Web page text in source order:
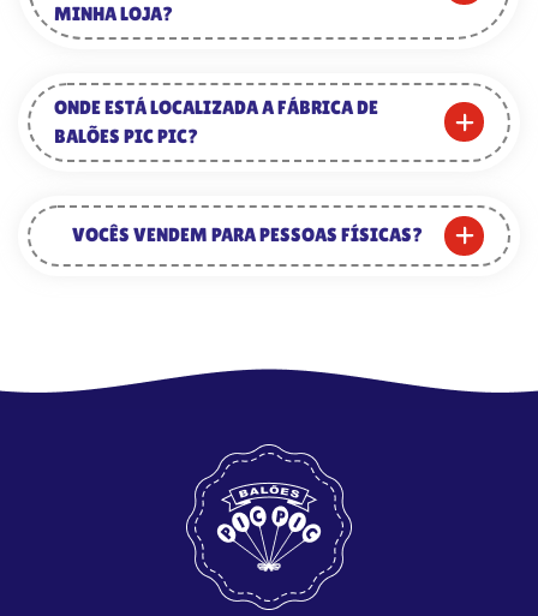
MINHA LOJA?
ONDE ESTÁ LOCALIZADA A FÁBRICA DE
BALÕES PIC PIC?
VOCÊS VENDEM PARA PESSOAS FÍSICAS?